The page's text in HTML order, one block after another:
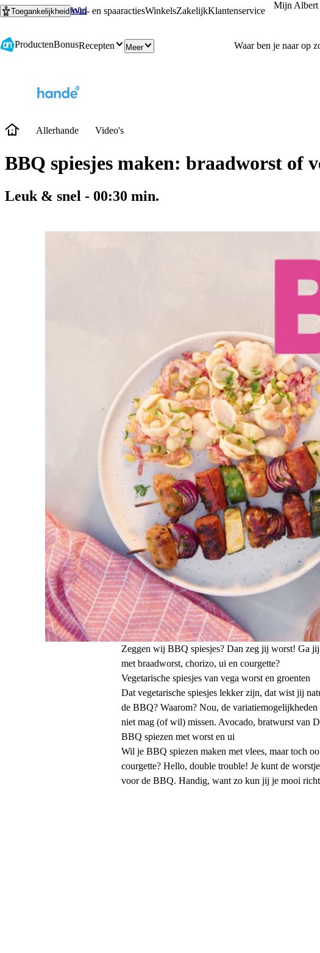
Ga naar hoofdinhoud
Ga naar zoeken
ToegankelijkheidWin- en spaaractiesWinkelsZakelijkKlantenservice
Mijn Albert
ProductenBonusRecepten Meer
Allerhande Video's
BBQ spiesjes maken: braadworst of
Leuk & snel - 00:30 min.
Zeggen wij BBQ spiesjes? Dan zeg jij worst! Ga
met braadworst, chorizo, ui en courgette?
Vegetarische spiesjes van vega worst en groenten
Dat vegetarische spiesjes lekker zijn, dat wist jij
de BBQ? Waarom? Nou, de
niet mag (of wil) missen. Avocado, bratwurst van
BBQ spiezen met worst en ui
Wil je BBQ spiezen maken met vlees, maar toch
courgette? Hello, double trouble! Je kunt de
voor de BBQ. Handig, want zo kun jij je mooi